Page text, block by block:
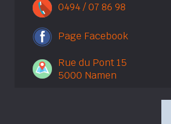
0494 / 07 86 98
Page Facebook
Rue du Pont 15
5000 Namen